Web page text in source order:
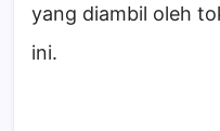
yang diambil oleh
ini.